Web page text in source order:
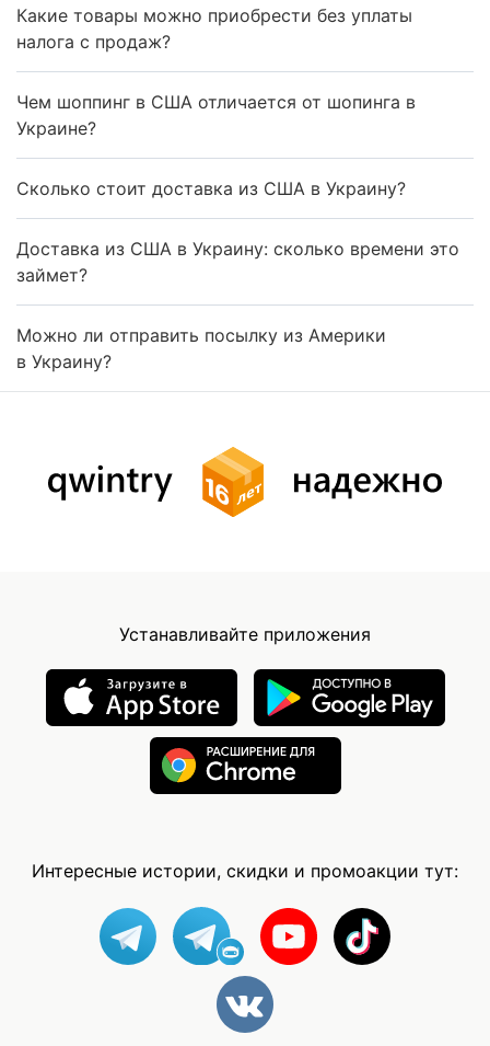
Какие товары можно приобрести без уплаты
налога с продаж?
Чем шоппинг в США отличается от шопинга в
Украине?
Сколько стоит доставка из США в Украину?
Доставка из США в Украину: сколько времени это
займет?
Можно ли отправить посылку из Америки
в Украину?
Устанавливайте приложения
Интересные истории, скидки и промоакции тут: